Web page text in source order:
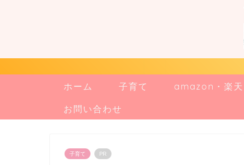
ホーム 子育て amazon・楽天
お問い合わせ
子育て PR